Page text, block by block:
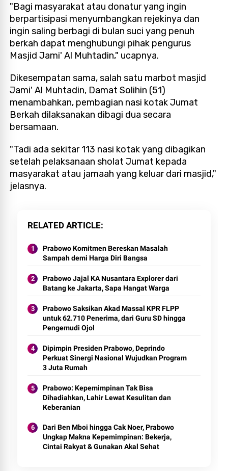
"Bagi masyarakat atau donatur yang ingin
berpartisipasi menyumbangkan rejekinya dan
ingin saling berbagi di bulan suci yang penuh
berkah dapat menghubungi pihak pengurus
Masjid Jami' Al Muhtadin," ucapnya.
Dikesempatan sama, salah satu marbot masjid
Jami' Al Muhtadin, Damat Solihin (51)
menambahkan, pembagian nasi kotak Jumat
Berkah dilaksanakan dibagi dua secara
bersamaan.
"Tadi ada sekitar 113 nasi kotak yang dibagikan
setelah pelaksanaan sholat Jumat kepada
masyarakat atau jamaah yang keluar dari masjid,"
jelasnya.
RELATED ARTICLE
Prabowo Komitmen Bereskan Masalah
Sampah demi Harga Diri Bangsa
Prabowo Jajal KA Nusantara Explorer dari
Batang ke Jakarta, Sapa Hangat Warga
Prabowo Saksikan Akad Massal KPR FLPP
untuk 62.710 Penerima, dari Guru SD hingga
Pengemudi Ojol
Dipimpin Presiden Prabowo, Deprindo
Perkuat Sinergi Nasional Wujudkan Program
3 Juta Rumah
Prabowo: Kepemimpinan Tak Bisa
Dihadiahkan, Lahir Lewat Kesulitan dan
Keberanian
Dari Ben Mboi hingga Cak Noer, Prabowo
Ungkap Makna Kepemimpinan: Bekerja,
Cintai Rakyat & Gunakan Akal Sehat